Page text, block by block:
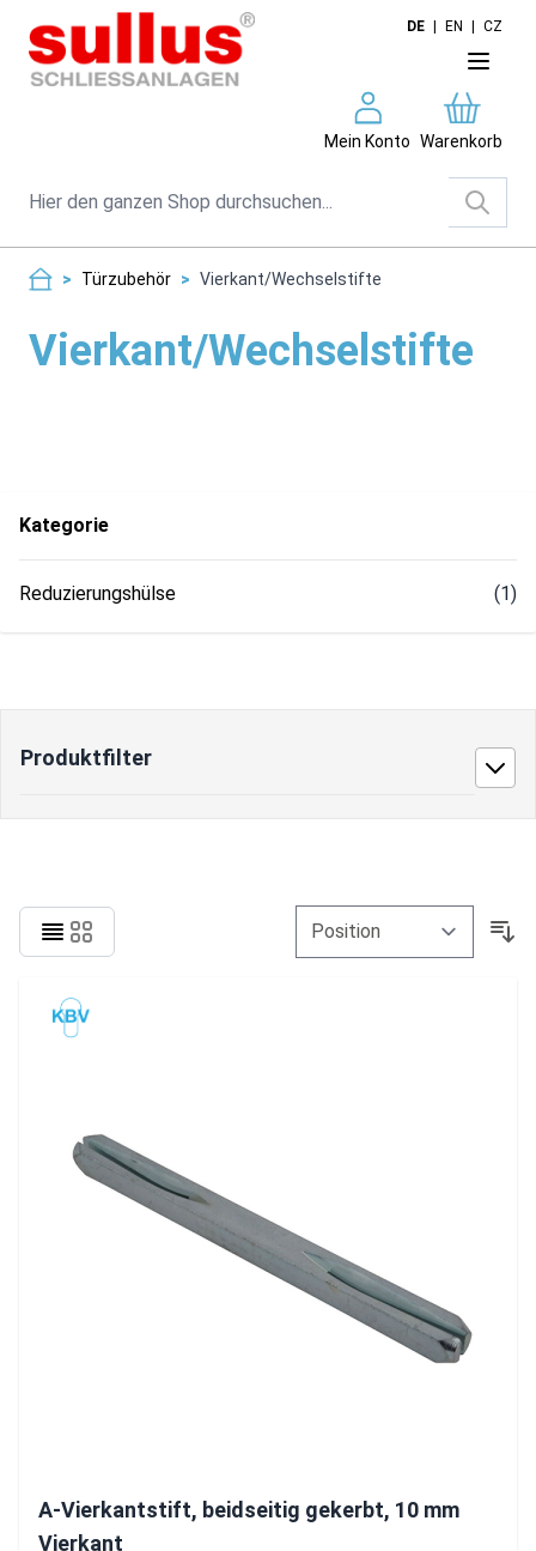
Direkt zum Inhalt
DE EN CZ
Mein Konto Warenkorb
Suche
> Türzubehör > Vierkant/Wechselstifte
Vierkant/Wechselstifte
Produktfilter
Kategorie
Reduzierungshülse (1)
A-Vierkantstift, beidseitig gekerbt, 10 mm
Vierkant